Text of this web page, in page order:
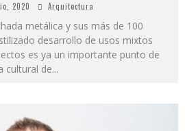
2020 Arquitectura
metálica y sus más de 100
desarrollo de usos mixtos
es ya un importante punto de
cultural de...